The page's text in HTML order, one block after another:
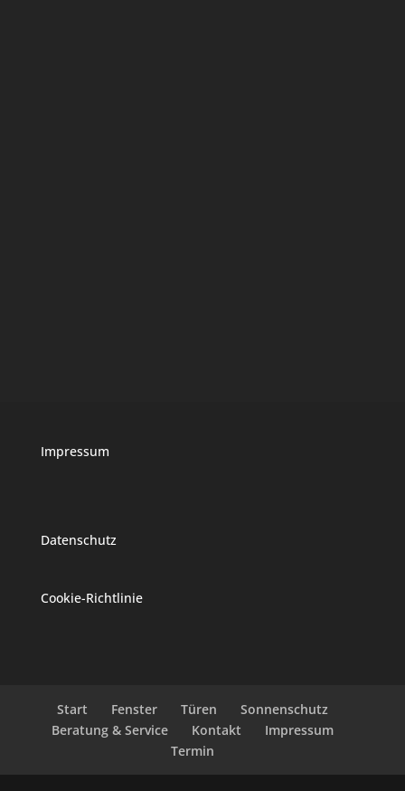
Impressum
Datenschutz
Cookie-Richtlinie
Start Fenster Türen
Sonnenschutz
Beratung & Service
Kontakt
Impressum
Termin